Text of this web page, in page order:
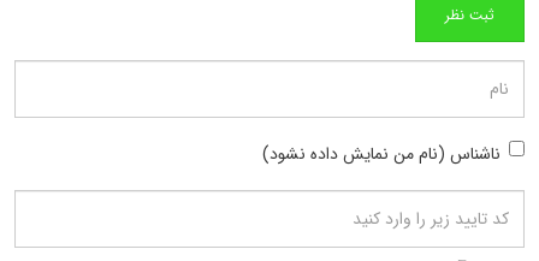
ناشناس (نام من نمایش داده نشود)